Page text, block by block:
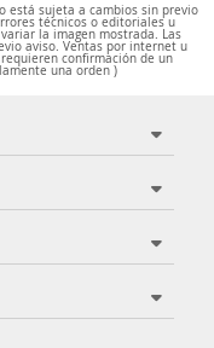
está sujeta a cambios sin previo
técnicos o editoriales u
la imagen mostrada. Las
aviso. Ventas por internet u
confirmación de un
una orden )